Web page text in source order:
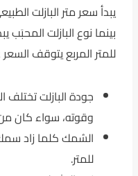
للمتر المربع يتوقف
جودة البازلت
وقوته، سواء كان من
السُمك كلما زاد سمك
للمتر.